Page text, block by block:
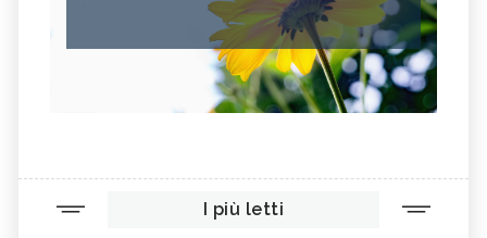
I più letti